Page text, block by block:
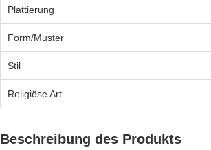
Plattierung
Form/Muster
Stil
Religiöse Art
Beschreibung des Produkts